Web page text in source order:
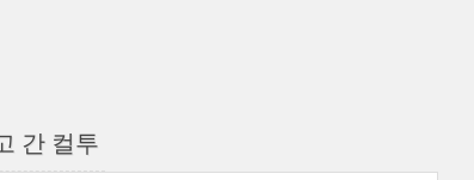
간 컬투